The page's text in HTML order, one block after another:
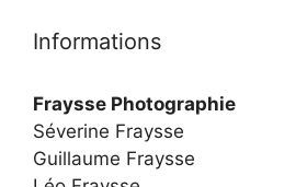
Informations
Fraysse Photographie
Séverine Fraysse
Guillaume Fraysse